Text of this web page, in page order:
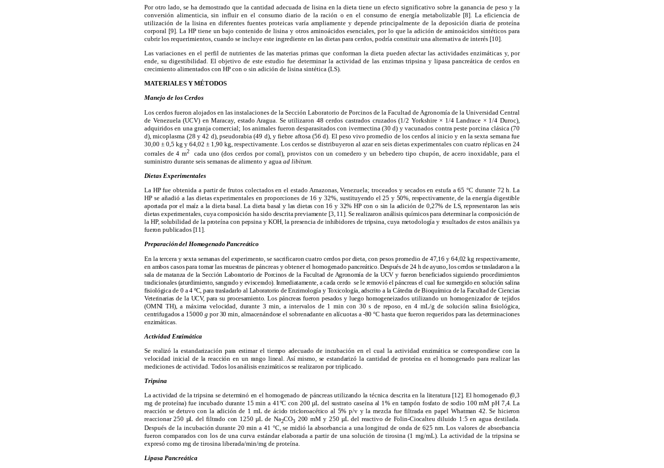
Por otro lado, se ha demostrado que la cantidad adecuada de lisina en la dieta tiene un efecto significativo sobre la ganancia de peso y la
conversión alimenticia, sin influir en el consumo diario de la ración o en el consumo de energía metabolizable [8]. La eficiencia de
utilización de la lisina en diferentes fuentes proteicas varía ampliamente y depende principalmente de la deposición diaria de proteína
corporal [9]. La HP tiene un bajo contenido de lisina y otros aminoácidos esenciales, por lo que la adición de aminoácidos sintéticos para
cubrir los requerimientos, cuando se incluye este ingrediente en las dietas para cerdos, podría constituir una alternativa de interés [10].
Las variaciones en el perfil de nutrientes de las materias primas que conforman la dieta pueden afectar las actividades enzimáticas y, por
ende, su digestibilidad. El objetivo de este estudio fue determinar la actividad de las enzimas tripsina y lipasa pancreática de cerdos en
crecimiento alimentados con HP con o sin adición de lisina sintética (LS).
MATERIALES Y MÉTODOS
Manejo de los Cerdos
Los cerdos fueron alojados en las instalaciones de la Sección Laboratorio de Porcinos de la Facultad de Agronomía de la Universidad Central
de Venezuela (UCV) en Maracay, estado Aragua. Se utilizaron 48 cerdos castrados cruzados (1/2 Yorkshire × 1/4 Landrace ×1/4 Duroc),
adquiridos en una granja comercial; los animales fueron desparasitados con ivermectina (30 d) y vacunados contra peste porcina clásica (70
d), micoplasma (28 y 42 d), pseudorabia (49 d), y fiebre aftosa (56 d). El peso vivo promedio de los cerdos al inicio y en la sexta semana fue
30,00 ± 0,5 kg y 64,02 ± 1,90 kg, respectivamente. Los cerdos se distribuyeron al azar en seis dietas experimentales con cuatro réplicas en 24
corrales de 4 m2
cada uno (dos cerdos por corral), provistos con un comedero y un bebedero tipo chupón, de acero inoxidable, para el
suministro durante seis semanas de alimento y agua ad libitum
Dietas Experimentales
La HP fue obtenida a partir de frutos colectados en el estado Amazonas, Venezuela; troceados y secados en estufa a 65 °C durante 72 h. La
HP se añadió a las dietas experimentales en proporciones de 16 y 32%, sustituyendo el 25 y 50%, respectivamente, de la energía digestible
aportada por el maíz a la dieta basal. La dieta basal y las dietas con 16 y 32% HP con o sin la adición de 0,27% de LS, representaron las seis
dietas experimentales, cuya composición ha sido descrita previamente [3, 11]. Se realizaron análisis químicos para determinar la composición de
la HP, solubilidad de la proteína con pepsina y KOH, la presencia de inhibidores de tripsina, cuya metodología y resultados de estos análisis ya
fueron publicados [11].
Preparación del Homogenado Pancreático
En la tercera y sexta semanas del experimento, se sacrificaron cuatro cerdos por dieta, con pesos promedio de 47,16 y 64,02 kg respectivamente,
en ambos casos para tomar las muestras de páncreas y obtener el homogenado pancreático. Después de 24 h de ayuno, los cerdos se trasladaron a la
sala de matanza de la Sección Laboratorio de Porcinos de la Facultad de Agronomía de la UCV y fueron beneficiados siguiendo procedimientos
tradicionales (aturdimiento, sangrado y eviscerado). Inmediatamente, a cada cerdo se le removióel páncreas el cual fue sumergido en solución salina
fisiológica de 0 a 4 ºC, para trasladarlo al Laboratorio de Enzimología y Toxicología, adscrito a la Cátedra de Bioquímica de la Facultad de Ciencias
Veterinarias de la UCV, para su procesamiento. Los páncreas fueron pesados y luego homogeneizados utilizando un homogenizador de tejidos
(OMNI TH), a máxima velocidad, durante 3 min, a intervalos de 1 min con 30 s de reposo, en 4 mL/g de solución salina fisiológica,
centrifugados a 15000 g por 30 min, almacenándose el sobrenadante en alícuotas a -80 °C hasta que fueron requeridos para las determinaciones
enzimáticas.
Actividad Enzimática
Se realizó la estandarización para estimar el tiempo adecuado de incubación en el cual la actividad enzimática se correspondiese con la
velocidad inicial de la reacción en un rango lineal. Así mismo, se estandarizó la cantidad de proteína en el homogenado para realizar las
mediciones de actividad. Todos los análisis enzimáticos se realizaron por triplicado.
Tripsina
La actividad de la tripsina se determinó en el homogenado de páncreas utilizando la técnica descrita en la literatura [12]. El homogenado (0,3
mg de proteína) fue incubado durante 15 min a 41°C con 200 µL del sustrato caseína al 1% en tampón fosfato de sodio 100 mM pH 7,4. La
reacción se detuvo con la adición de 1 mL de ácido tricloroacético al 5% p/v y la mezcla fue filtrada en papel Whatman 42. Se hicieron
reaccionar 250 µL del filtrado con 1250 µL de Na2CO3 200 mM y 250 µL del reactivo de Folin-Ciocalteu diluido 1:5 en agua destilada.
Después de la incubación durante 20 min a 41 °C, se midió la absorbancia a una longitud de onda de 625 nm. Los valores de absorbancia
fueron comparados con los de una curva estándar elaborada a partir de una solución de tirosina (1 mg/mL). La actividad de la tripsina se
expresó como mg de tirosina liberada/min/mg de proteína.
Lipasa Pancreática